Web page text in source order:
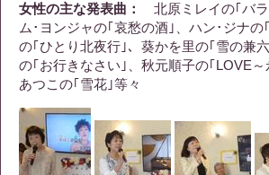
女性の主な発表曲： 北原ミレイの｢バ
ム･ヨンジャの｢哀愁の酒｣、ハン･ジナ
の｢ひとり北夜行｣、葵かを里の｢雪の兼
の｢お行きなさい｣、秋元順子の｢LOVE
あつこの｢雪花｣等々